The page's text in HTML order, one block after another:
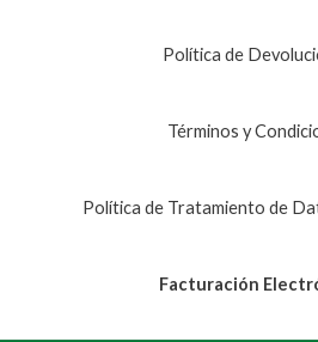
Política de
Términos y
Política de Tratamiento de
Facturación